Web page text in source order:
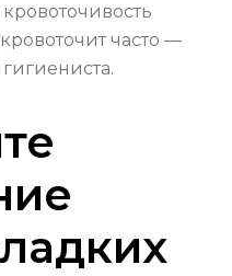
часто —